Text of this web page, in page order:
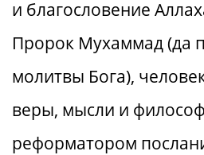
и благословение
Пророк Мухаммад (да
молитвы Бога),
веры, мысли и
реформатором